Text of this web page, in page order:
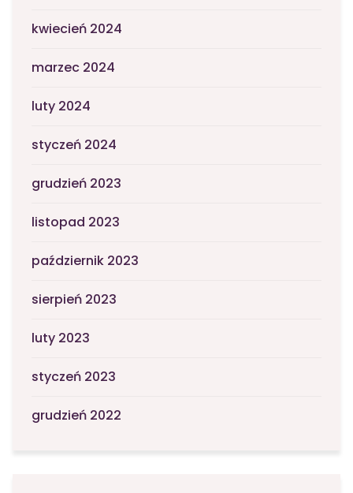
kwiecień 2024
marzec 2024
luty 2024
styczeń 2024
grudzień 2023
listopad 2023
październik 2023
sierpień 2023
luty 2023
styczeń 2023
grudzień 2022